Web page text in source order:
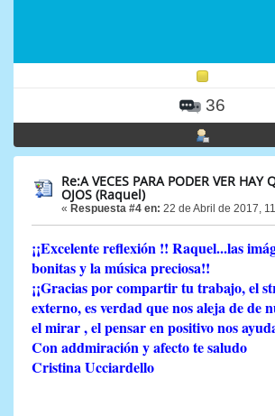
36
Re:A VECES PARA PODER VER HAY
OJOS (Raquel)
« Respuesta #4 en: 22 de Abril de 2017,
¡¡Excelente reflexión !! Raquel...las
bonitas y la música preciosa!!
¡¡Gracias por compartir tu trabajo, el
externo, es verdad que nos aleja de de
el mirar , el pensar en positivo nos
Con addmiración y afecto te saludo
Cristina Ucciardello